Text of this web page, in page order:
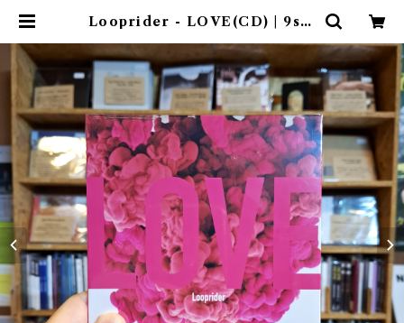
Looprider - LOVE(CD) | 9spi